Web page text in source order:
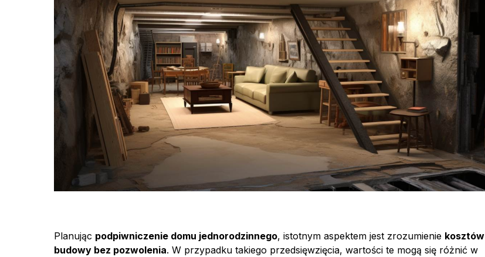
Planując podpiwniczenie domu jednorodzinnego, istotnym aspektem jest zrozumienie kosztów
budowy bez pozwolenia. W przypadku takiego przedsięwzięcia, wartości te mogą się różnić w